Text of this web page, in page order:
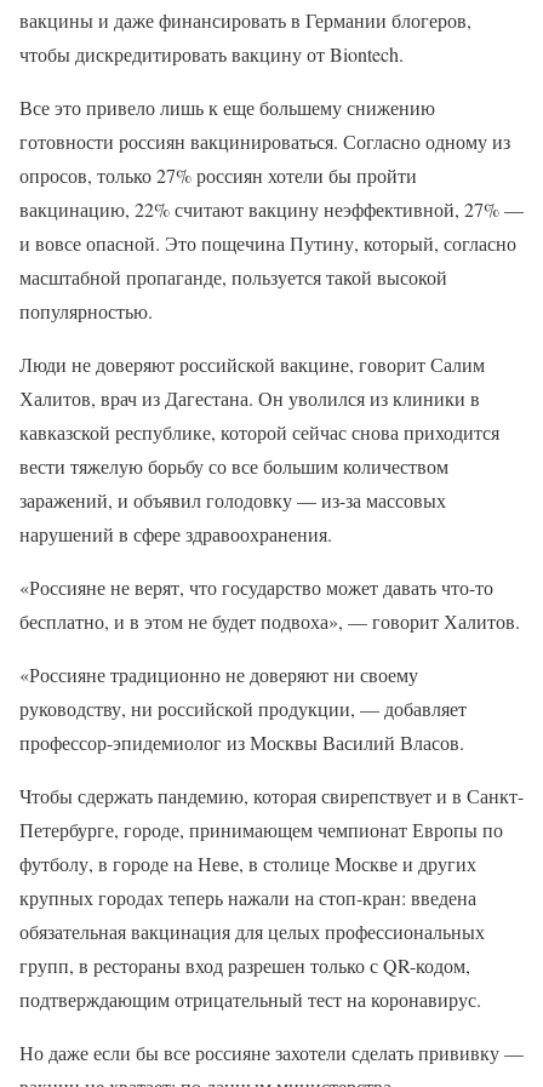
вакцины и даже финансировать в Германии блогеров,
чтобы дискредитировать вакцину от Biontech.
Все это привело лишь к еще большему снижению
готовности россиян вакцинироваться. Согласно одному из
опросов, только 27% россиян хотели бы пройти
вакцинацию, 22% считают вакцину неэффективной, 27% —
и вовсе опасной. Это пощечина Путину, который, согласно
масштабной пропаганде, пользуется такой высокой
популярностью.
Люди не доверяют российской вакцине, говорит Салим
Халитов, врач из Дагестана. Он уволился из клиники в
кавказской республике, которой сейчас снова приходится
вести тяжелую борьбу со все большим количеством
заражений, и объявил голодовку — из-за массовых
нарушений в сфере здравоохранения.
«Россияне не верят, что государство может давать что-то
бесплатно, и в этом не будет подвоха», — говорит Халитов.
«Россияне традиционно не доверяют ни своему
руководству, ни российской продукции, — добавляет
профессор-эпидемиолог из Москвы Василий Власов.
Чтобы сдержать пандемию, которая свирепствует и в Санкт-
Петербурге, городе, принимающем чемпионат Европы по
футболу, в городе на Неве, в столице Москве и других
крупных городах теперь нажали на стоп-кран: введена
обязательная вакцинация для целых профессиональных
групп, в рестораны вход разрешен только с QR-кодом,
подтверждающим отрицательный тест на коронавирус.
Но даже если бы все россияне захотели сделать прививку —